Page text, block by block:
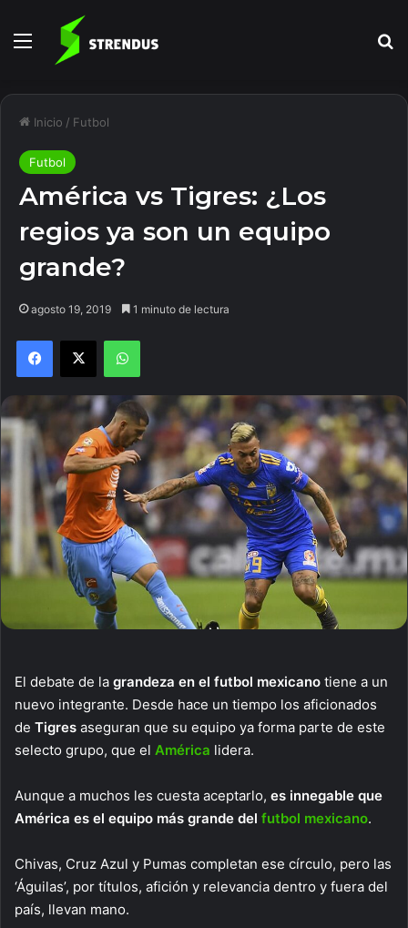
Menú
Inicio / Futbol
Futbol
América vs Tigres: ¿Los
regios ya son un equipo
grande?
agosto 19, 2019 1 minuto de lectura
Facebook
X WhatsApp
El debate de la grandeza en el futbol mexicano tiene a un
nuevo integrante. Desde hace un tiempo los aficionados
de Tigres aseguran que su equipo ya forma parte de este
selecto grupo, que el América lidera.
Aunque a muchos les cuesta aceptarlo, es innegable que
América es el equipo más grande del futbol mexicano.
Chivas, Cruz Azul y Pumas completan ese círculo, pero las
‘Águilas’, por títulos, afición y relevancia dentro y fuera del
país, llevan mano.